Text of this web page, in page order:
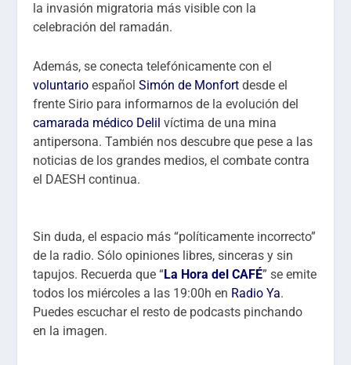
la invasión migratoria más visible con la
celebración del ramadán.
Además, se conecta telefónicamente con el
voluntario españolSimón de Monfort desde el
frente Sirio para informarnos de la evolución del
camarada médico Delil víctima de una mina
antipersona. También nos descubre que pese a las
noticias de los grandes medios, el combate contra
el DAESH continua.
Sin duda, el espacio más “políticamente incorrecto”
de la radio. Sólo opiniones libres, sinceras y sin
tapujos. Recuerda que “La Hora del CAFÉ” se emite
todos los miércoles a las 19:00h en Radio Ya.
Puedes escuchar el resto de podcasts pinchando
en la imagen.